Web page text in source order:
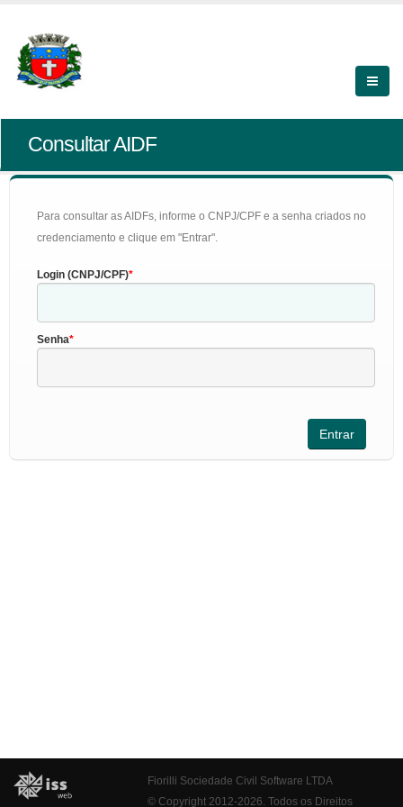
Consultar AIDF
Para consultar as AIDFs, informe o CNPJ/CPF e a senha criados no
credenciamento e clique em "Entrar".
Login (CNPJ/CPF)
Senha
Fiorilli Sociedade Civil Software LTDA
© Copyright 2012-2026. Todos os Direitos